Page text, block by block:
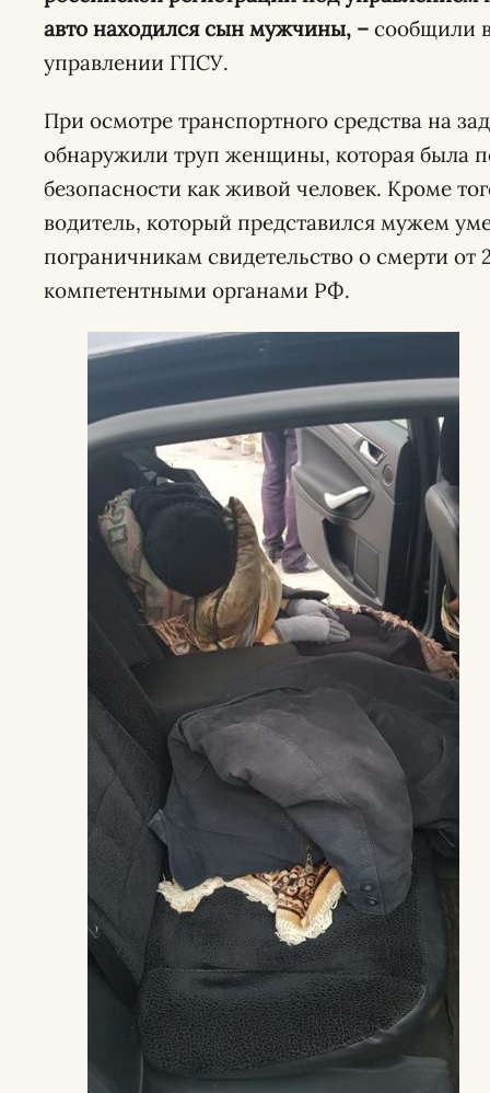
авто находился сын мужчины, – сообщили
управлении ГПСУ.
При осмотре транспортного средства на
обнаружили труп женщины, которая была
безопасности как живой человек. Кроме
водитель, который представился мужем
пограничникам свидетельство о смерти от
компетентными органами РФ.